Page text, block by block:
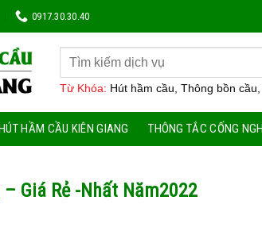
0917.30.30.40
Từ Khóa: Hút hầm cầu, Thông bồn cầu,
HẦM CẦU KIÊN GIANG THÔNG TẮC CỐNG
Giá Rẻ -Nhất Năm2022